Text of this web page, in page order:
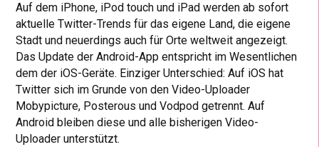
Auf dem iPhone, iPod touch und iPad werden ab sofort
aktuelle Twitter-Trends für das eigene Land, die eigene
Stadt und neuerdings auch für Orte weltweit angezeigt.
Das Update der Android-App entspricht im Wesentlichen
dem der iOS-Geräte. Einziger Unterschied: Auf iOS hat
Twitter sich im Grunde von den Video-Uploader
Mobypicture, Posterous und Vodpod getrennt. Auf
Android bleiben diese und alle bisherigen Video-
Uploader unterstützt.